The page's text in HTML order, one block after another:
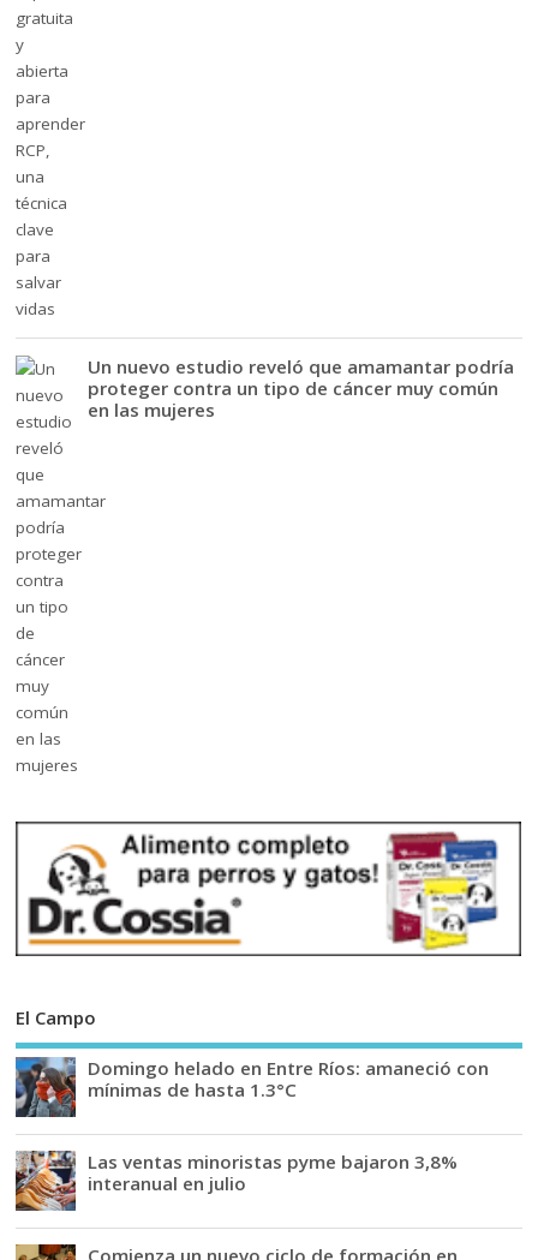
Un nuevo estudio reveló que amamantar podría
proteger contra un tipo de cáncer muy común
en las mujeres
El Campo
Domingo helado en Entre Ríos: amaneció con
mínimas de hasta 1.3°C
Las ventas minoristas pyme bajaron 3,8%
interanual en julio